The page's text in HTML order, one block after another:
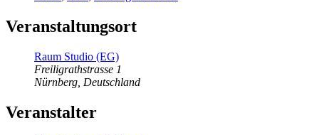
Veranstaltungsort
Raum Studio (EG)
Freiligrathstrasse 1
Nürnberg Deutschland
Veranstalter